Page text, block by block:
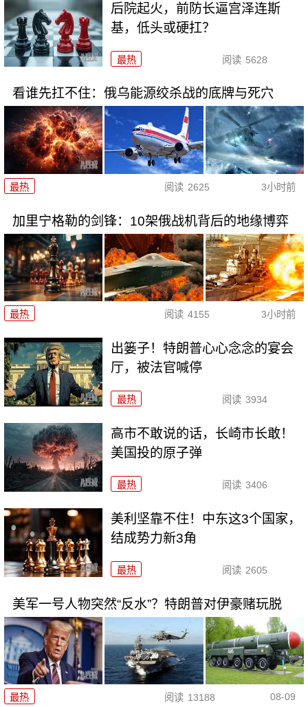
后院起火，前防长逼宫泽连斯
基，低头或硬扛？
最热 阅读 5628
看谁先扛不住：俄乌能源绞杀战的底牌与死穴
最热 阅读 2625 3小时前
加里宁格勒的剑锋：10架俄战机背后的地缘博弈
最热 阅读 4155 3小时前
出篓子！特朗普心心念念的宴会
厅，被法官喊停
最热 阅读 3934
高市不敢说的话，长崎市长敢！
美国投的原子弹
最热 阅读 3406
美利坚靠不住！中东这3个国家，
结成势力新3角
最热 阅读 2605
美军一号人物突然“反水”？特朗普对伊豪赌玩脱
最热 阅读 13188 08-09